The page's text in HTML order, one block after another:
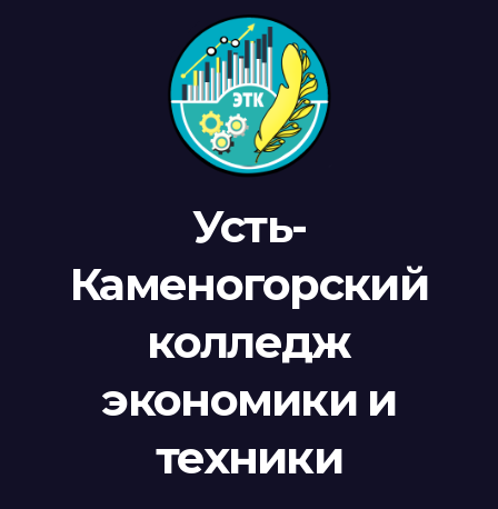
Усть-
Каменогорский
колледж
экономики и
техники